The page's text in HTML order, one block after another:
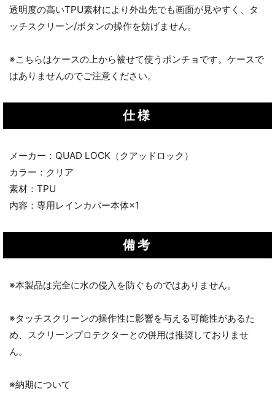
透明度の高いTPU素材により外出先でも画面が見やすく、タ
ッチスクリーン/ボタンの操作を妨げません。
※こちらはケースの上から被せて使うポンチョです。ケースで
はありませんのでご注意ください。
仕様
メーカー：QUAD LOCK（クアッドロック）
カラー：クリア
素材：TPU
内容：専用レインカバー本体×1
備考
※本製品は完全に水の侵入を防ぐものではありません。
※タッチスクリーンの操作性に影響を与える可能性があるた
め、スクリーンプロテクターとの併用は推奨しておりませ
ん。
※納期について